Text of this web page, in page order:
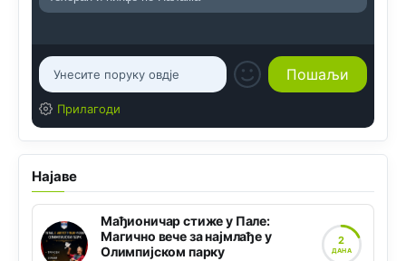
Прилагоди
Најаве
Мађионичар стиже у Пале:
Магично вече за најмлађе у
Олимпијском парку
2
ДАНА